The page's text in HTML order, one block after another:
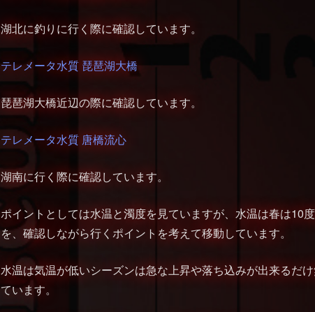
湖北に釣りに行く際に確認しています。
テレメータ水質 琵琶湖大橋
琵琶湖大橋近辺の際に確認しています。
テレメータ水質 唐橋流心
湖南に行く際に確認しています。
ポイントとしては水温と濁度を見ていますが、水温は春は10
を、確認しながら行くポイントを考えて移動しています。
水温は気温が低いシーズンは急な上昇や落ち込みが出来るだ
ています。